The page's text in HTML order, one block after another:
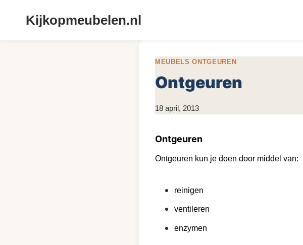
Kijkopmeubelen.nl
MEUBELS ONTGEUREN
Ontgeuren
Door
18 april, 2013
Ontgeuren
Ontgeuren kun je doen door middel van:
reinigen
ventileren
enzymen